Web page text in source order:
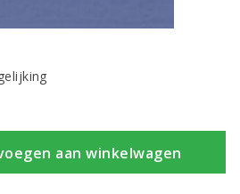
aan winkelwagen